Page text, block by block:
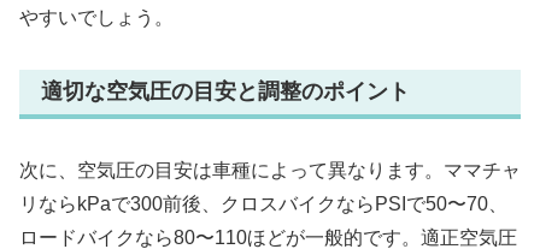
やすいでしょう。
適切な空気圧の目安と調整のポイント
次に、空気圧の目安は車種によって異なります。ママチャ
リならkPaで300前後、クロスバイクならPSIで50〜70、
ロードバイクなら80〜110ほどが一般的です。適正空気圧